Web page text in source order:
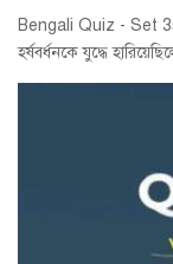
Bengali Quiz - Set 35
হর্ষবর্ধনকে যুদ্ধে